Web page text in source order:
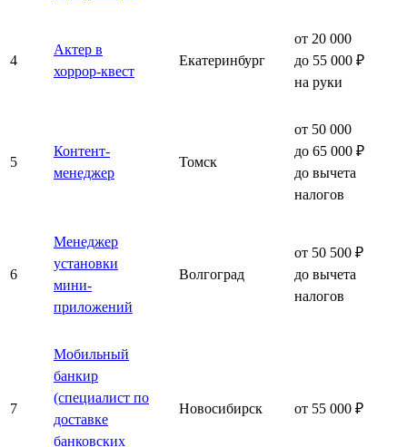
4
Актер в
хоррор-квест
Екатеринбург
от 20 000
до 55 000 ₽
на руки
5
Контент-
менеджер
Томск
от 50 000
до 65 000 ₽
до вычета
налогов
6
Менеджер
установки
мини-
приложений
Волгоград
от 50 500 ₽
до вычета
налогов
7
Мобильный
банкир
(специалист по
доставке
банковских
Новосибирск от 55 000 ₽